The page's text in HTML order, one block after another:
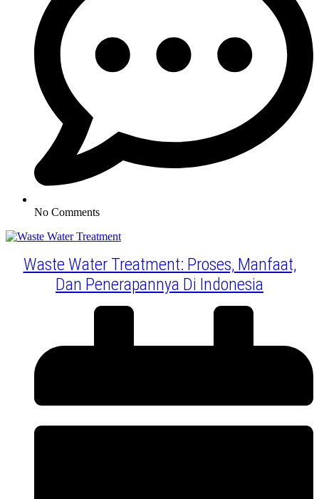
No Comments
Waste Water Treatment: Proses, Manfaat,
Dan Penerapannya Di Indonesia